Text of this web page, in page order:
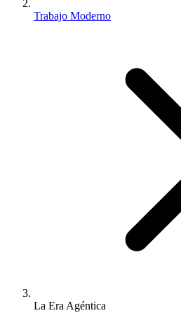
Trabajo Moderno
La Era Agéntica